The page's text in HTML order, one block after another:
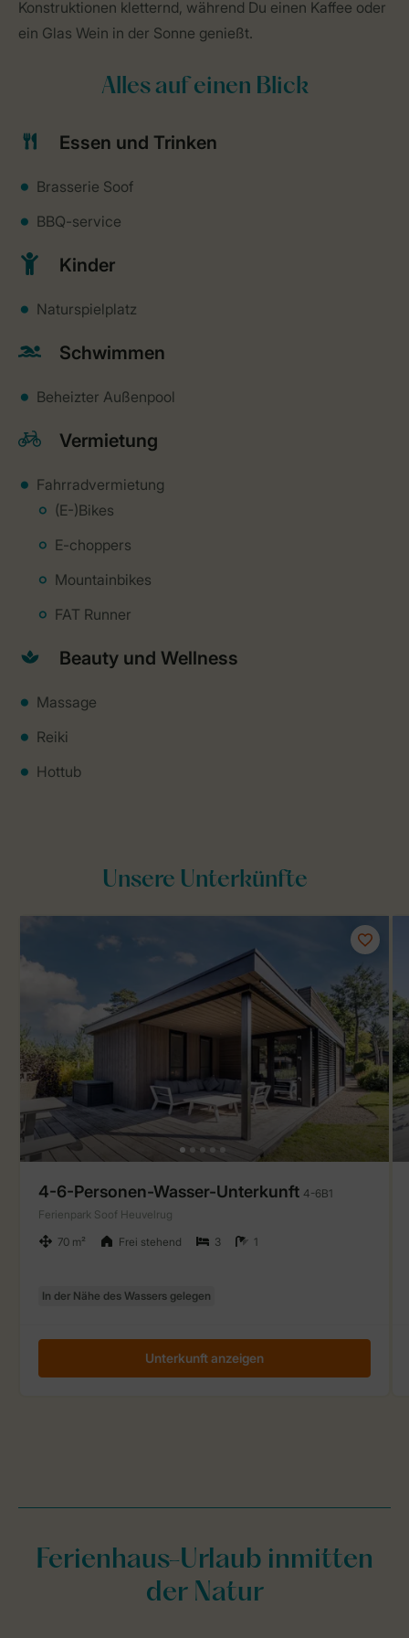
Konstruktionen kletternd, während Du einen Kaffee oder
ein Glas Wein in der Sonne genießt.
Alles auf einen Blick
Essen und Trinken
Brasserie Soof
BBQ-service
Kinder
Naturspielplatz
Schwimmen
Beheizter Außenpool
Vermietung
Fahrradvermietung
(E-)Bikes
E-choppers
Mountainbikes
FAT Runner
Beauty und Wellness
Massage
Reiki
Hottub
Ferienhaus-Urlaub inmitten
der Natur